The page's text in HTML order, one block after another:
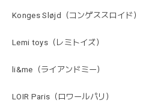
Konges Sløjd（コンゲススロイド）
Lemi toys（レミトイズ）
li&me（ライアンドミー）
LOIR Paris（ロワールパリ）